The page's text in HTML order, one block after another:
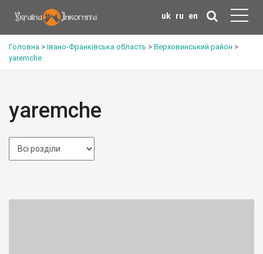
uk ru en
Головна > Івано-Франківська область > Верховинський район >
yaremche
yaremche